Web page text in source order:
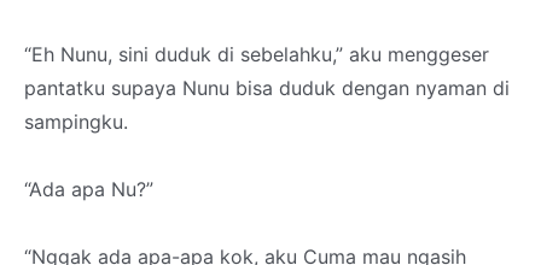
“Eh Nunu, sini duduk di sebelahku,” aku menggeser
pantatku supaya Nunu bisa duduk dengan nyaman di
sampingku.
“Ada apa Nu?”
“Nggak ada apa-apa kok, aku Cuma mau ngasih